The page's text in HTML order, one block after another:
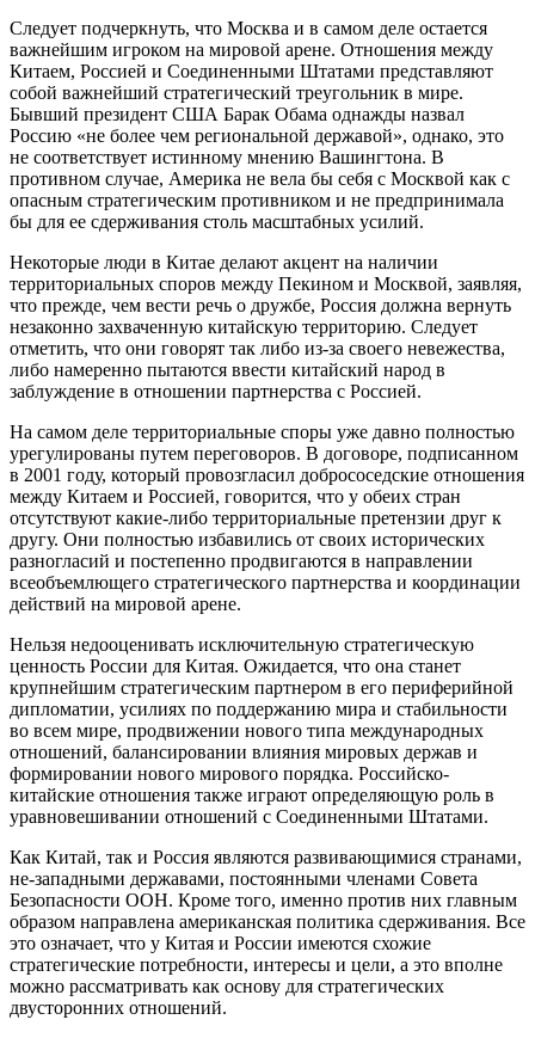
Следует подчеркнуть, что Москва и в самом деле остается
важнейшим игроком на мировой арене. Отношения между
Китаем, Россией и Соединенными Штатами представляют
собой важнейший стратегический треугольник в мире.
Бывший президент США Барак Обама однажды назвал
Россию «не более чем региональной державой», однако, это
не соответствует истинному мнению Вашингтона. В
противном случае, Америка не вела бы себя с Москвой как с
опасным стратегическим противником и не предпринимала
бы для ее сдерживания столь масштабных усилий.
Некоторые люди в Китае делают акцент на наличии
территориальных споров между Пекином и Москвой, заявляя,
что прежде, чем вести речь о дружбе, Россия должна вернуть
незаконно захваченную китайскую территорию. Следует
отметить, что они говорят так либо из-за своего невежества,
либо намеренно пытаются ввести китайский народ в
заблуждение в отношении партнерства с Россией.
На самом деле территориальные споры уже давно полностью
урегулированы путем переговоров. В договоре, подписанном
в 2001 году, который провозгласил добрососедские отношения
между Китаем и Россией, говорится, что у обеих стран
отсутствуют какие-либо территориальные претензии друг к
другу. Они полностью избавились от своих исторических
разногласий и постепенно продвигаются в направлении
всеобъемлющего стратегического партнерства и координации
действий на мировой арене.
Нельзя недооценивать исключительную стратегическую
ценность России для Китая. Ожидается, что она станет
крупнейшим стратегическим партнером в его периферийной
дипломатии, усилиях по поддержанию мира и стабильности
во всем мире, продвижении нового типа международных
отношений, балансировании влияния мировых держав и
формировании нового мирового порядка. Российско-
китайские отношения также играют определяющую роль в
уравновешивании отношений с Соединенными Штатами.
Как Китай, так и Россия являются развивающимися странами,
не-западными державами, постоянными членами Совета
Безопасности ООН. Кроме того, именно против них главным
образом направлена американская политика сдерживания. Все
это означает, что у Китая и России имеются схожие
стратегические потребности, интересы и цели, а это вполне
можно рассматривать как основу для стратегических
двусторонних отношений.